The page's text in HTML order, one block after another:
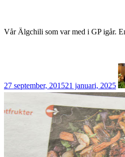
Vår Älgchili som var med i GP igår.
27 september, 201521 januari, 2025